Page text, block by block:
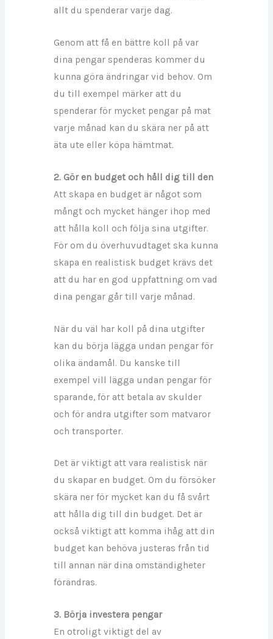
allt du spenderar varje dag.
Genom att få en bättre koll på var
dina pengar spenderas kommer du
kunna göra ändringar vid behov. Om
du till exempel märker att du
spenderar för mycket pengar på mat
varje månad kan du skära ner på att
äta ute eller köpa hämtmat.
2. Gör en budget och håll dig till den
Att skapa en budget är något som
mångt och mycket hänger ihop med
att hålla koll och följa sina utgifter.
För om du överhuvudtaget ska kunna
skapa en realistisk budget krävs det
att du har en god uppfattning om vad
dina pengar går till varje månad.
När du väl har koll på dina utgifter
kan du börja lägga undan pengar för
olika ändamål. Du kanske till
exempel vill lägga undan pengar för
sparande, för att betala av skulder
och för andra utgifter som matvaror
och transporter.
Det är viktigt att vara realistisk när
du skapar en budget. Om du försöker
skära ner för mycket kan du få svårt
att hålla dig till din budget. Det är
också viktigt att komma ihåg att din
budget kan behöva justeras från tid
till annan när dina omständigheter
förändras.
3. Börja investera pengar
En otroligt viktigt del av